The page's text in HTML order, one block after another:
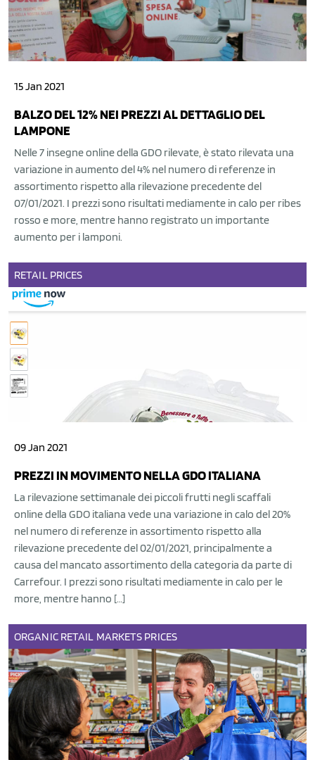
15 Jan 2021
BALZO DEL 12% NEI PREZZI AL DETTAGLIO DEL
LAMPONE
Nelle 7 insegne online della GDO rilevate, è stato rilevata una
variazione in aumento del 4% nel numero di referenze in
assortimento rispetto alla rilevazione precedente del
07/01/2021. I prezzi sono risultati mediamente in calo per ribes
rosso e more, mentre hanno registrato un importante
aumento per i lamponi.
RETAIL PRICES
09 Jan 2021
PREZZI IN MOVIMENTO NELLA GDO ITALIANA
La rilevazione settimanale dei piccoli frutti negli scaffali
online della GDO italiana vede una variazione in calo del 20%
nel numero di referenze in assortimento rispetto alla
rilevazione precedente del 02/01/2021, principalmente a
causa del mancato assortimento della categoria da parte di
Carrefour. I prezzi sono risultati mediamente in calo per le
more, mentre hanno […]
ORGANIC RETAIL MARKETS PRICES